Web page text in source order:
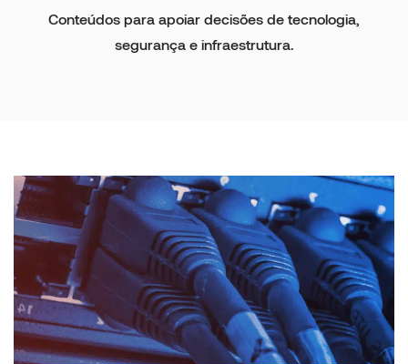
Conteúdos para apoiar decisões de tecnologia,
segurança e infraestrutura.